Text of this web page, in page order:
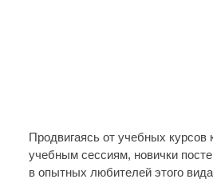
Продвигаясь от учебных курсов
учебным сессиям, новички
в опытных любителей этого